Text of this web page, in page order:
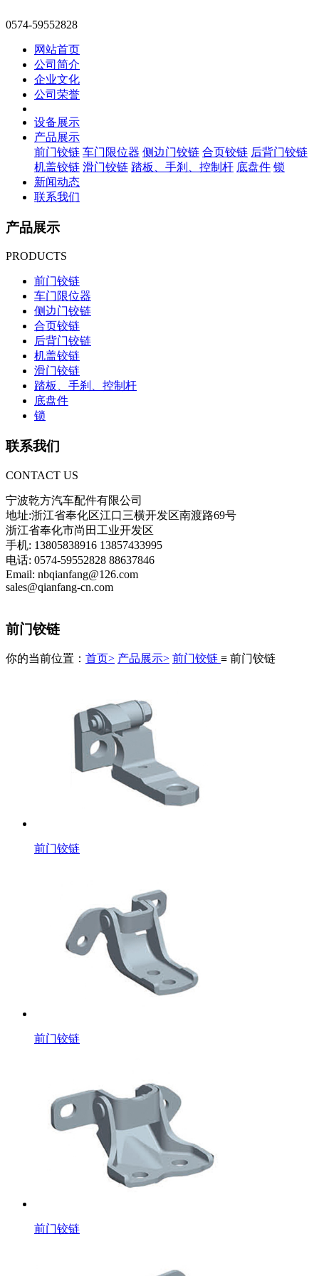
0574-59552828
网站首页
公司简介
企业文化
公司荣誉
设备展示
产品展示
前门铰链 车门限位器 侧边门铰链 合页铰链 后背门铰链
机盖铰链 滑门铰链 踏板、手刹、控制杆 底盘件 锁
新闻动态
联系我们
产品展示
PRODUCTS
前门铰链
车门限位器
侧边门铰链
合页铰链
后背门铰链
机盖铰链
滑门铰链
踏板、手刹、控制杆
底盘件
锁
联系我们
CONTACT US
宁波乾方汽车配件有限公司
地址:浙江省奉化区江口三横开发区南渡路69号
浙江省奉化市尚田工业开发区
手机: 13805838916 13857433995
电话: 0574-59552828 88637846
Email: nbqianfang@126.com
sales@qianfang-cn.com
前门铰链
你的当前位置： 首页> 产品展示> 前门铰链 ≡ 前门铰链
前门铰链
前门铰链
前门铰链